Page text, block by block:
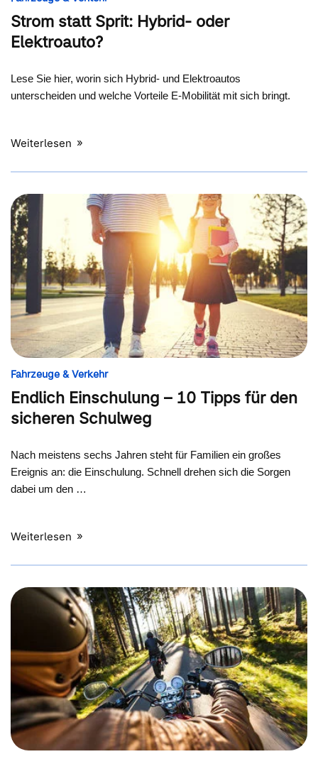
Strom statt Sprit: Hybrid- oder
Elektroauto?
Lese Sie hier, worin sich Hybrid- und Elektroautos
unterscheiden und welche Vorteile E-Mobilität mit sich bringt.
Weiterlesen
Fahrzeuge & Verkehr
Endlich Einschulung – 10 Tipps für den
sicheren Schulweg
Nach meistens sechs Jahren steht für Familien ein großes
Ereignis an: die Einschulung. Schnell drehen sich die Sorgen
dabei um den …
Weiterlesen